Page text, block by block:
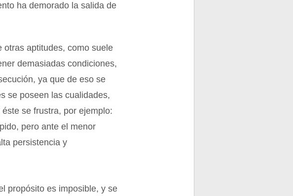
ha demorado la salida de
otras aptitudes, como suele
demasiadas condiciones,
ya que de eso se
se poseen las cualidades,
se frustra, por ejemplo:
pero ante el menor
persistencia y
propósito es imposible, y se